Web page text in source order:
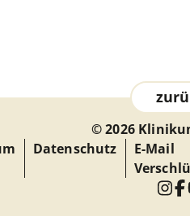
© 2026
Datenschutz
E-Mail